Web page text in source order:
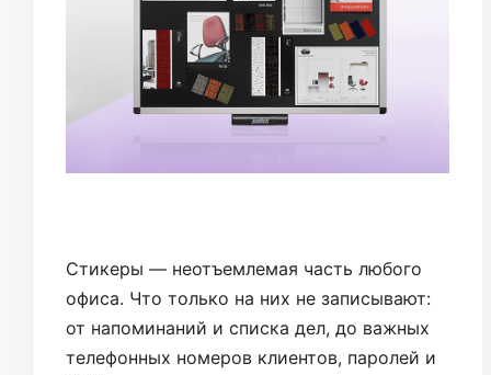
Стикеры — неотъемлемая часть любого
офиса. Что только на них не записывают:
от напоминаний и списка дел, до важных
телефонных номеров клиентов, паролей и